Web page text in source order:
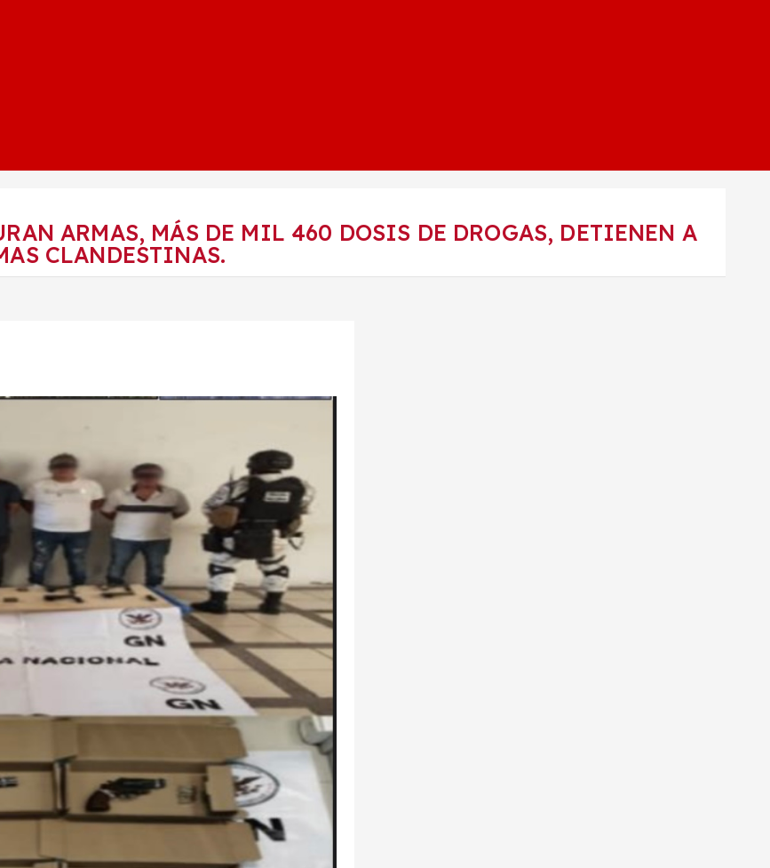
ARMAS, MÁS DE MIL 460 DOSIS DE DROGAS, DETIENEN A
CLANDESTINAS.